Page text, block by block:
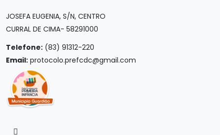
JOSEFA EUGENIA, S/N, CENTRO
CURRAL DE CIMA- 58291000
Telefone: (83) 91312-220
Email: protocolo.prefcdc@gmail.com